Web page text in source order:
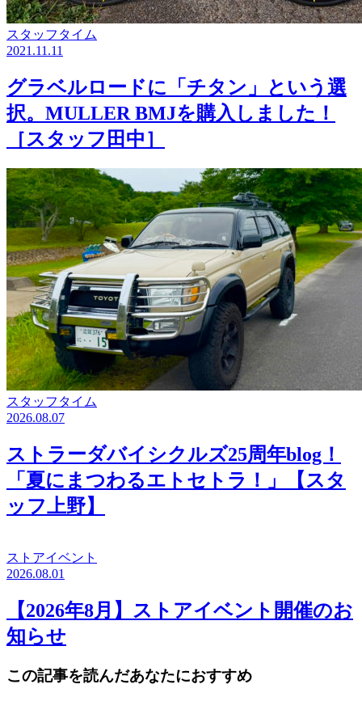
スタッフタイム
2021.11.11
グラベルロードに「チタン」という選
択。MULLER BMJを購入しました！
［スタッフ田中］
スタッフタイム
2026.08.07
ストラーダバイシクルズ25周年blog！
「夏にまつわるエトセトラ！」【スタ
ッフ上野】
ストアイベント
2026.08.01
【2026年8月】ストアイベント開催のお
知らせ
この記事を読んだあなたにおすすめ